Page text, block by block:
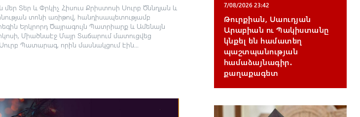
մեր Տեր և Փրկիչ Հիսուս Քրիստոսի Սուրբ Ծննդյան և
տոնի առիթով, հանդիսապետությամբ
Երկրորդ Ծայրագույն Պատրիարք և Ամենայն
Միածնաէջ Մայր Տաճարում մատուցվեց
Պատարագ, որին մասնակցում էին...
7/08/2026 23:42
Թուրքիան, Սաուդյան
Արաբիան ու Պակիստանը
կնքել են համատեղ
պաշտպանության
համաձայնագիր․
քաղաքագետ